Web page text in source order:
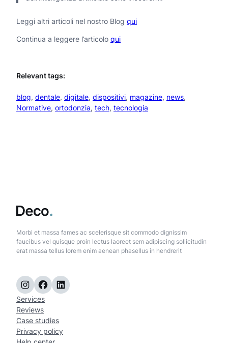
Leggi altri articoli nel nostro Blog qui
Continua a leggere l’articolo qui
Relevant tags:
blog, dentale, digitale, dispositivi, magazine, news
Normative, ortodonzia, tech, tecnologia
Morbi et massa fames ac scelerisque sit commodo dignissim
faucibus vel quisque proin lectus laoreet sem adipiscing sollicitudin
erat massa tellus lorem enim aenean phasellus in hendrerit
Instagram Facebook LinkedIn
Services
Reviews
Case studies
Privacy policy